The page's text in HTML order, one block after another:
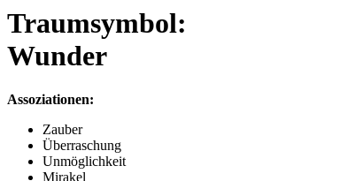
Traumsymbol:
Wunder
Assoziationen:
Zauber
Überraschung
Unmöglichkeit
Mirakel